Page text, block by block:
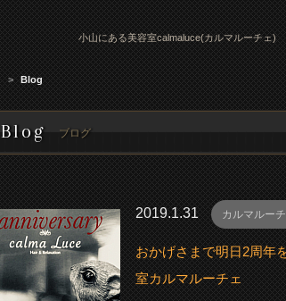
小山にある美容室calmaluce(カルマルーチェ)
Blog
Blog ブログ
2019.1.31 カルマルー
おかげさまで明日2周年
室カルマルーチェ